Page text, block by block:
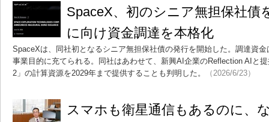
SpaceX、初のシニア無担保社
に向け資金調達を本格化
SpaceXは、同社初となるシニア無担保社債の発行を開始した。調達資
事業目的に充てられる。同社はあわせて、新興AI企業のReflection AIと
2」の計算資源を2029年まで提供することも判明した。
（2026/6/23）
スマホも衛星通信もあるのに、